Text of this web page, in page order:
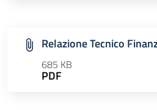
Relazione Tecnico
685 KB
PDF